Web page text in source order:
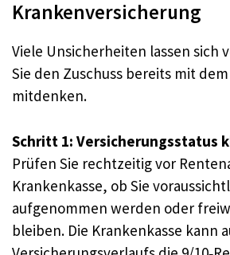
Krankenversicherung
Viele Unsicherheiten lassen sich
Sie den Zuschuss bereits mit
mitdenken.
Schritt 1: Versicherungsstatus
Prüfen Sie rechtzeitig vor
Krankenkasse, ob Sie
aufgenommen werden oder
bleiben. Die Krankenkasse kann